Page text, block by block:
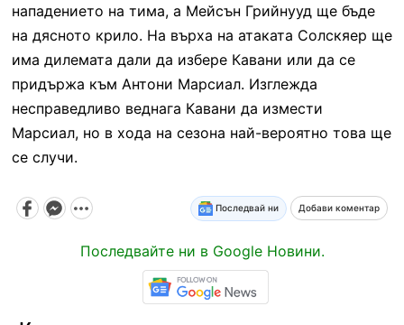
нападението на тима, а Мейсън Грийнууд ще бъде
на дясното крило. На върха на атаката Солскяер ще
има дилемата дали да избере Кавани или да се
придържа към Антони Марсиал. Изглежда
несправедливо веднага Кавани да измести
Марсиал, но в хода на сезона най-вероятно това ще
се случи.
Последвай ни Добави коментар
Последвайте ни в Google Новини.